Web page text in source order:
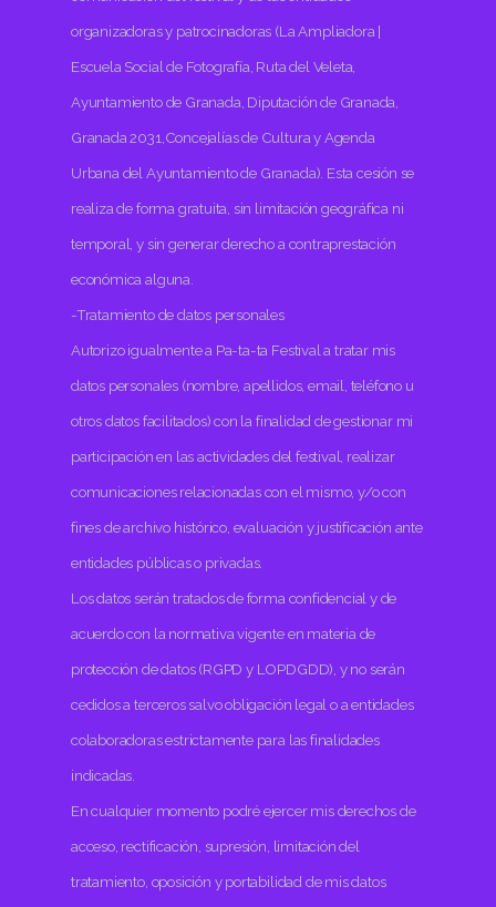
organizadoras y patrocinadoras (La Ampliadora |
Escuela Social de Fotografía, Ruta del Veleta,
Ayuntamiento de Granada, Diputación de Granada,
Granada 2031,Concejalías de Cultura y Agenda
Urbana del Ayuntamiento de Granada). Esta cesión se
realiza de forma gratuita, sin limitación geográfica ni
temporal, y sin generar derecho a contraprestación
económica alguna.
-Tratamiento de datos personales
Autorizo igualmente a Pa-ta-ta Festival a tratar mis
datos personales (nombre, apellidos, email, teléfono u
otros datos facilitados) con la finalidad de gestionar mi
participación en las actividades del festival, realizar
comunicaciones relacionadas con el mismo, y/o con
fines de archivo histórico, evaluación y justificación ante
entidades públicas o privadas.
Los datos serán tratados de forma confidencial y de
acuerdo con la normativa vigente en materia de
protección de datos (RGPD y LOPDGDD), y no serán
cedidos a terceros salvo obligación legal o a entidades
colaboradoras estrictamente para las finalidades
indicadas.
En cualquier momento podré ejercer mis derechos de
acceso, rectificación, supresión, limitación del
tratamiento, oposición y portabilidad de mis datos